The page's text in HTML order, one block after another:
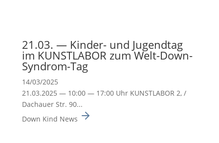
21.03. — Kinder- und Jugendtag
im KUNSTLABOR zum Welt-Down-
Syndrom-Tag
14/03/2025
21.03.2025 — 10:00 — 17:00 Uhr KUNSTLABOR 2, /
Dachauer Str. 90...
Down Kind News